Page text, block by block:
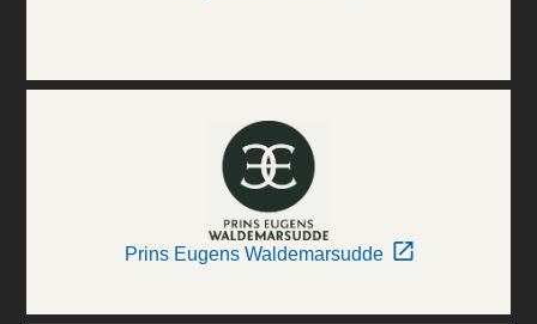
Prins Eugens Waldemarsudde